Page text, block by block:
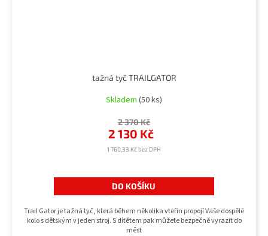
tažná tyč TRAILGATOR
Skladem (50 ks)
1 760,33 Kč bez DPH
2 130 Kč
2 370 Kč
DO KOŠÍKU
Trail Gator je tažná tyč, která během několika vteřin propojí Vaše dospělé
kolo s dětským v jeden stroj. S dítětem pak můžete bezpečně vyrazit do
měst